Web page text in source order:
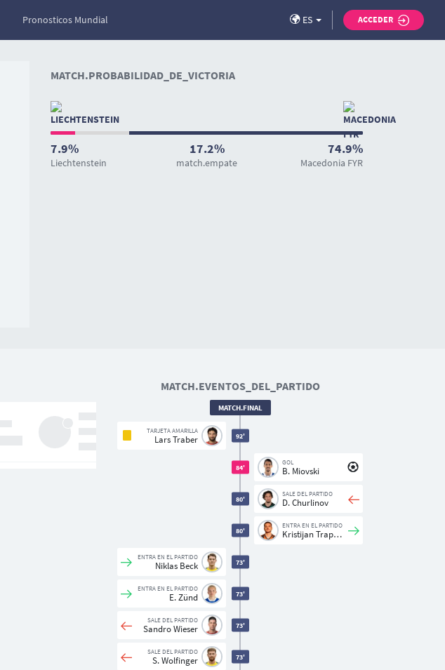
Pronosticos Mundial ES ACCEDER
MATCH.PROBABILIDAD_DE_VICTORIA
7.9%
Liechtenstein
17.2%
match.empate
74.9%
Macedonia FYR
MATCH.EVENTOS_DEL_PARTIDO
73'
SALE DEL PARTIDO
S. Wolfinger
73'
SALE DEL PARTIDO
Sandro Wieser
73'
ENTRA EN EL PARTIDO
E. Zünd
73'
ENTRA EN EL PARTIDO
Niklas Beck
80'
ENTRA EN EL PARTIDO
Kristijan Trapanovski
80'
SALE DEL PARTIDO
D. Churlinov
84'
GOL
B. Miovski
92'
TARJETA AMARILLA
Lars Traber
MATCH.FINAL